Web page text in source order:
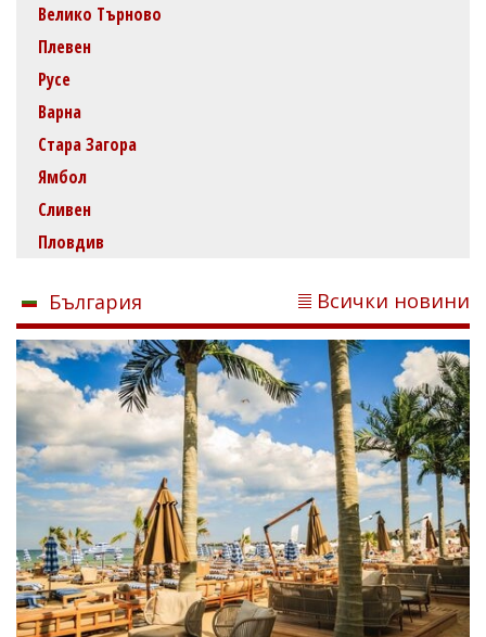
Велико Търново
Плевен
Русе
Варна
Стара Загора
Ямбол
Сливен
Пловдив
България Всички новини